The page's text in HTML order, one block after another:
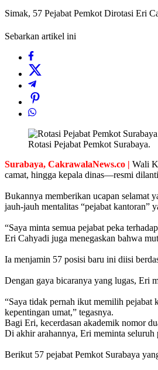
Simak, 57 Pejabat Pemkot Dirotasi Eri
Sebarkan artikel ini
Rotasi Pejabat Pemkot Surabaya.
Surabaya, CakrawalaNews.co | Wali
camat, hingga kepala dinas—resmi
Bukannya memberikan ucapan selamat
jauh-jauh mentalitas “pejabat kantoran”
“Saya minta semua pejabat peka
​Eri Cahyadi juga menegaskan bahwa
Ia menjamin 57 posisi baru ini diisi
Dengan gaya bicaranya yang lugas, Eri
“Saya tidak pernah ikut memilih
kepentingan umat,” tegasnya.
​Bagi Eri, kecerdasan akademik nomor
​Di akhir arahannya, Eri meminta seluruh
Berikut 57 pejabat Pemkot Surabaya